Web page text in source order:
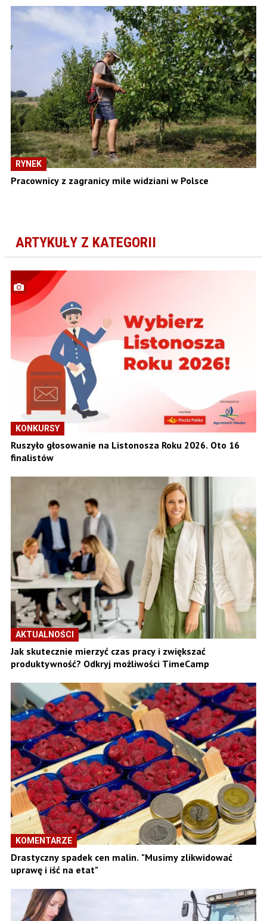
RYNEK
Pracownicy z zagranicy mile widziani w Polsce
ARTYKUŁY Z KATEGORII
KONKURSY
Ruszyło głosowanie na Listonosza Roku 2026. Oto 16
finalistów
AKTUALNOŚCI
Jak skutecznie mierzyć czas pracy i zwiększać
produktywność? Odkryj możliwości TimeCamp
KOMENTARZE
Drastyczny spadek cen malin. "Musimy zlikwidować
uprawę i iść na etat"